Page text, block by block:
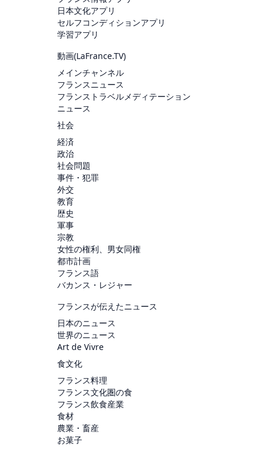
日本文化アプリ
セルフコンディションアプリ
学習アプリ
動画(LaFrance.TV)
メインチャンネル
フランスニュース
フランストラベルメディテーション
ニュース
社会
経済
政治
社会問題
事件・犯罪
外交
教育
歴史
軍事
宗教
女性の権利、男女同権
都市計画
フランス語
バカンス・レジャー
フランスが伝えたニュース
日本のニュース
世界のニュース
Art de Vivre
食文化
フランス料理
フランス文化圏の食
フランス飲食産業
食材
農業・畜産
お菓子